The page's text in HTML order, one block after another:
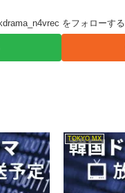
kdrama_n4vrec をフォローする
TOKYO MX